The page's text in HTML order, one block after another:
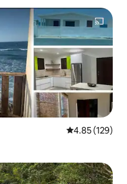
從 129 則評價
4.85 (129)